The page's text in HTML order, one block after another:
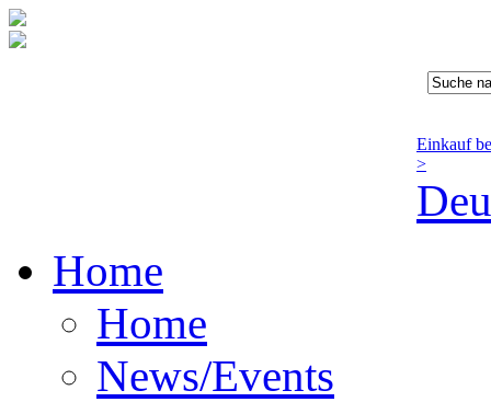
Einkauf
>
Home
Home
News/Events